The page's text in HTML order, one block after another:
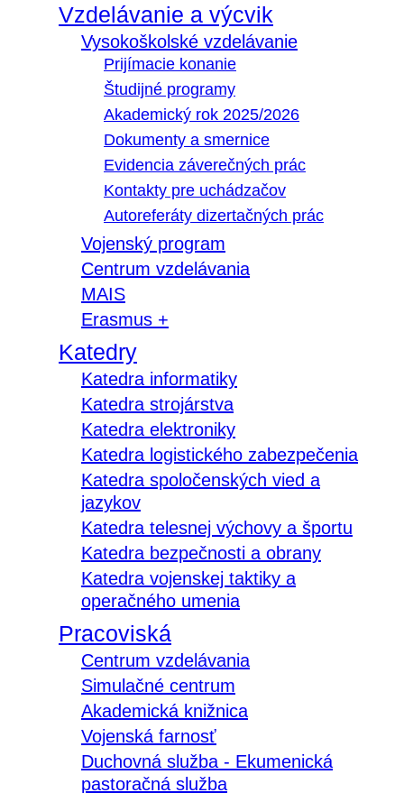
Vzdelávanie a výcvik
Vysokoškolské vzdelávanie
Prijímacie konanie
Študijné programy
Akademický rok 2025/2026
Dokumenty a smernice
Evidencia záverečných prác
Kontakty pre uchádzačov
Autoreferáty dizertačných prác
Vojenský program
Centrum vzdelávania
MAIS
Erasmus +
Katedry
Katedra informatiky
Katedra strojárstva
Katedra elektroniky
Katedra logistického zabezpečenia
Katedra spoločenských vied a
jazykov
Katedra telesnej výchovy a športu
Katedra bezpečnosti a obrany
Katedra vojenskej taktiky a
operačného umenia
Pracoviská
Centrum vzdelávania
Simulačné centrum
Akademická knižnica
Vojenská farnosť
Duchovná služba - Ekumenická
pastoračná služba